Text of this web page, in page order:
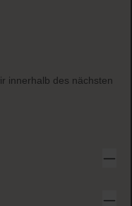
innerhalb des nächsten